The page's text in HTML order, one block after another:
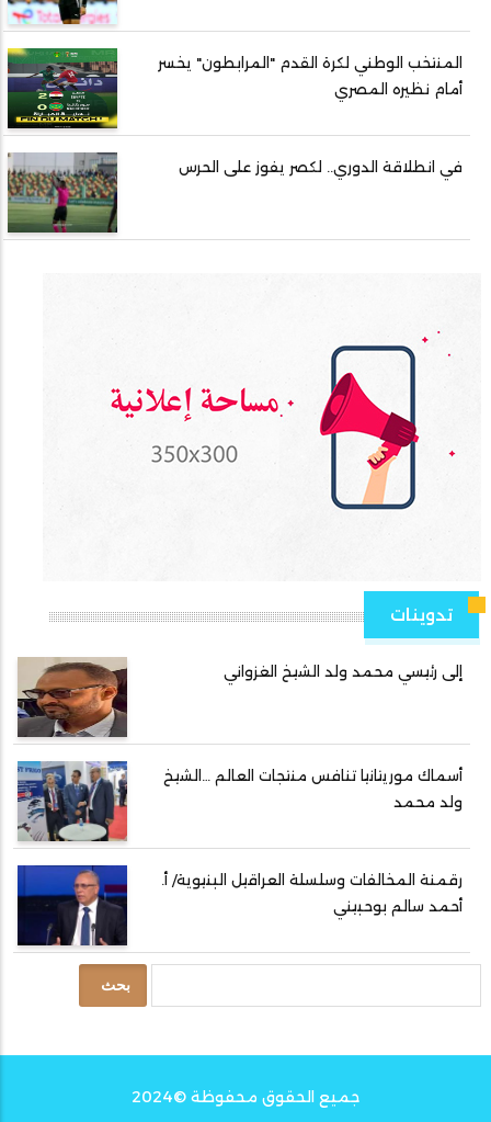
المنتخب الوطني لكرة القدم "المرابطون" يخسر
أمام نظيره المصري
في انطلاقة الدوري.. لكصر يفوز على الحرس
تدوينات
إلى رئيسي محمد ولد الشيخ الغزواني
أسماك موريتانيا تنافس منتجات العالم …الشيخ
ولد محمد
رقمنة المخالفات وسلسلة العراقيل البنيوية/ أ.
أحمد سالم بوحبيني
جميع الحقوق محفوظة ©2024